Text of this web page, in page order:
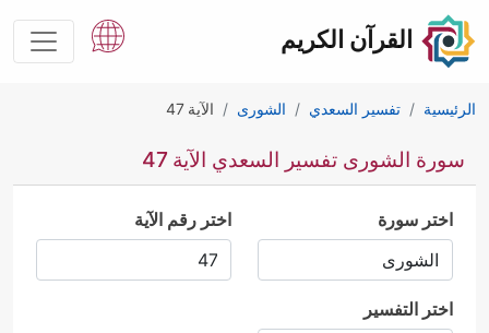
القرآن الكريم
الرئيسية تفسير السعدي الشورى الآية 47
سورة الشورى تفسير السعدي الآية 47
اختر سورة اختر رقم الآية
اختر التفسير